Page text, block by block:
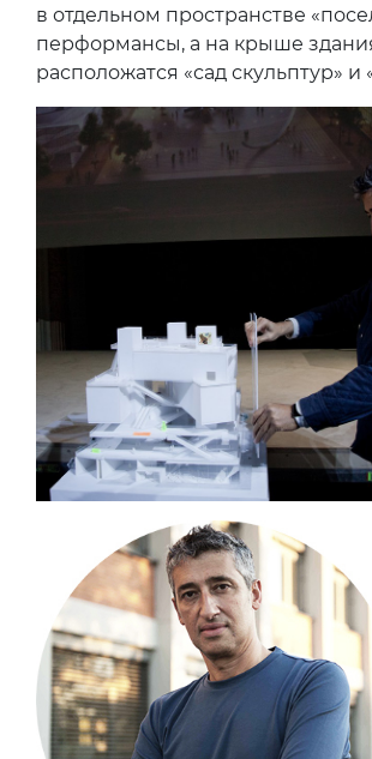
в отдельном пространстве
перформансы, а на крыше
расположатся «сад скульптур» и